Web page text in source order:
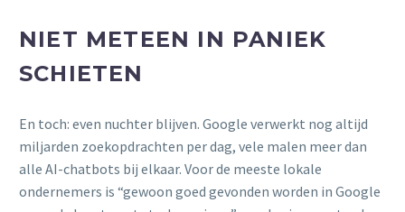
NIET METEEN IN PANIEK
SCHIETEN
En toch: even nuchter blijven. Google verwerkt nog altijd
miljarden zoekopdrachten per dag, vele malen meer dan
alle AI-chatbots bij elkaar. Voor de meeste lokale
ondernemers is “gewoon goed gevonden worden in Google